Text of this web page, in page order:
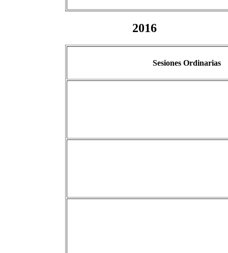
2016
Sesiones Ordinarias